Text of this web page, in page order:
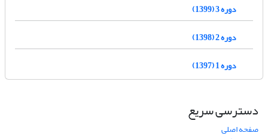
دوره 3 (1399)
دوره 2 (1398)
دوره 1 (1397)
دسترسی سریع
صفحه اصلی